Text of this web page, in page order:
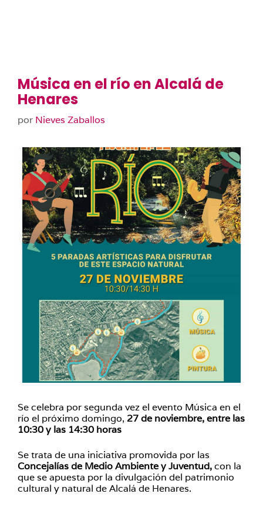
Música en el río en Alcalá de
Henares
por Nieves Zaballos
Se celebra por segunda vez el evento Música en el
río el próximo domingo, 27 de noviembre, entre las
10:30 y las 14:30 horas
Se trata de una iniciativa promovida por las
Concejalías de Medio Ambiente y Juventud,con la
que se apuesta por la divulgación del patrimonio
cultural y natural de Alcalá de Henares.